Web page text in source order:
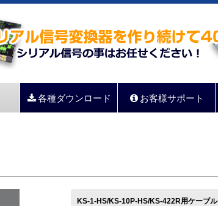
各種ダウンロード お客様サポート
KS-1-HS/KS-10P-HS/KS-422R用ケーブル